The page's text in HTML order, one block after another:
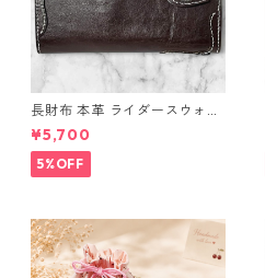
長財布 本革 ライダースウォレ
ット 国産 ヌメ革 ブラウン バ
ングラデシュ l175 レザー 革財
布 ハンドメイド 経年変化
¥5,700
5%OFF